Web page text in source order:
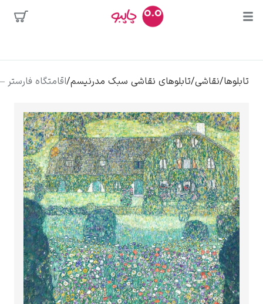
محبوب‌ترین
هنرمندان
کلود مونه
ونسان ون گوگ
/تابلوهای نقاشی سبک مدرنیسم /اقامتگاه فارستر – گوستاو کلیمت